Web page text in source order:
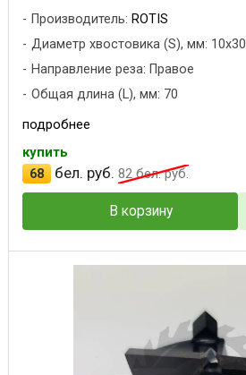
Производитель: ROTIS
Диаметр хвостовика (S), мм: 10x30
Направление реза: Правое
Общая длина (L), мм: 70
подробнее
купить
68
бел. руб. 82бел. руб.
В корзину